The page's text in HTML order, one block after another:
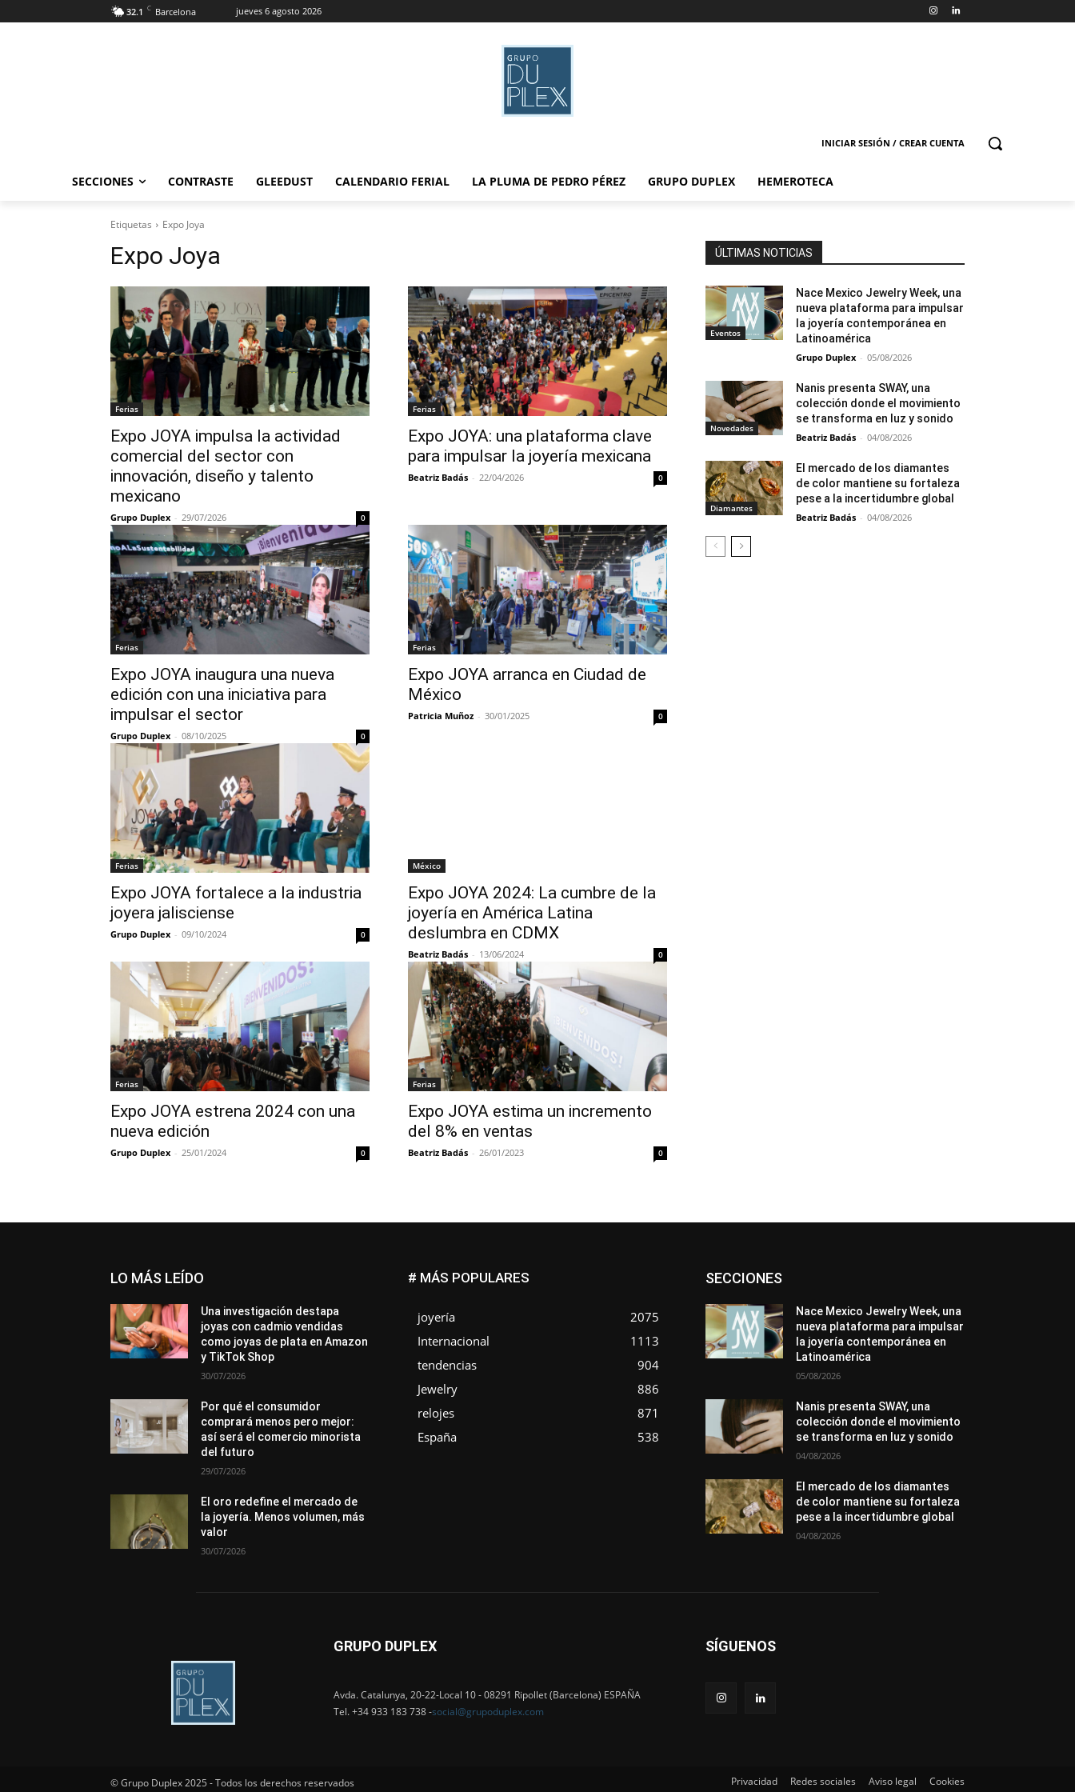
32.1 C Barcelona jueves 6 agosto 2026
INICIAR SESIÓN / CREAR CUENTA
SECCIONES CONTRASTE GLEEDUST CALENDARIO FERIAL LA PLUMA DE PEDRO PÉREZ GRUPO DUPLEX HEMEROTECA
Etiquetas Expo Joya
Expo Joya
Ferias
Expo JOYA impulsa la actividad
comercial del sector con
innovación, diseño y talento
mexicano
Grupo Duplex - 29/07/2026 0
Ferias
Expo JOYA: una plataforma clave
para impulsar la joyería mexicana
Beatriz Badás - 22/04/2026 0
Ferias
Expo JOYA inaugura una nueva
edición con una iniciativa para
impulsar el sector
Grupo Duplex - 08/10/2025 0
Ferias
Expo JOYA arranca en Ciudad de
México
Patricia Muñoz - 30/01/2025 0
Ferias
Expo JOYA fortalece a la industria
joyera jalisciense
Grupo Duplex - 09/10/2024 0
México
Expo JOYA 2024: La cumbre de la
joyería en América Latina
deslumbra en CDMX
Beatriz Badás - 13/06/2024 0
Ferias
Expo JOYA estrena 2024 con una
nueva edición
Grupo Duplex - 25/01/2024 0
Ferias
Expo JOYA estima un incremento
del 8% en ventas
Beatriz Badás - 26/01/2023 0
ÚLTIMAS NOTICIAS
Eventos
Nace Mexico Jewelry Week, una
nueva plataforma para impulsar
la joyería contemporánea en
Latinoamérica
Grupo Duplex - 05/08/2026
Novedades
Nanis presenta SWAY, una
colección donde el movimiento
se transforma en luz y sonido
Beatriz Badás - 04/08/2026
Diamantes
El mercado de los diamantes
de color mantiene su fortaleza
pese a la incertidumbre global
Beatriz Badás - 04/08/2026
LO MÁS LEÍDO
Una investigación destapa
joyas con cadmio vendidas
como joyas de plata en Amazon
y TikTok Shop
30/07/2026
Por qué el consumidor
comprará menos pero mejor:
así será el comercio minorista
del futuro
29/07/2026
El oro redefine el mercado de
la joyería. Menos volumen, más
valor
30/07/2026
# MÁS POPULARES
joyería
2075
Internacional
1113
tendencias
904
Jewelry
886
relojes
871
España
538
SECCIONESAsociaciones
En tendencia
In memoriam
La Pluma de Pedro Pérez
México
Mundo Técnico
Novedades
Opiniones
Perspectiva
Premios
Secciones
Sin categoría
Nace Mexico Jewelry Week, una
nueva plataforma para impulsar
la joyería contemporánea en
Latinoamérica
05/08/2026
Nanis presenta SWAY, una
colección donde el movimiento
se transforma en luz y sonido
04/08/2026
El mercado de los diamantes
de color mantiene su fortaleza
pese a la incertidumbre global
04/08/2026
GRUPO DUPLEX
Avda. Catalunya, 20-22-Local 10 - 08291 Ripollet (Barcelona) ESPAÑA
Tel. +34 933 183 738 -social@grupoduplex.com
SÍGUENOS
© Grupo Duplex 2025 - Todos los derechos reservados Privacidad Redes sociales Aviso legal Cookies